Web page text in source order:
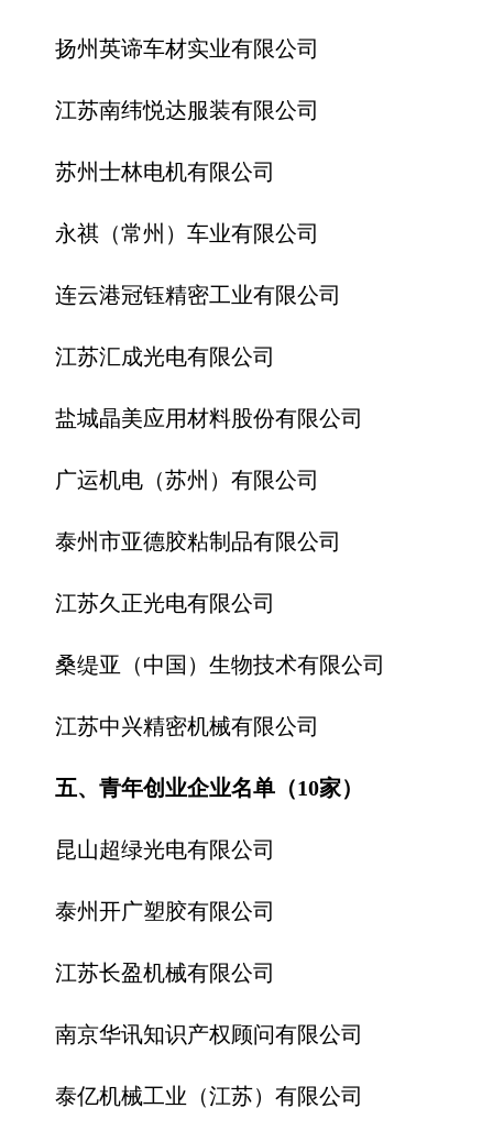
扬州英谛车材实业有限公司
江苏南纬悦达服装有限公司
苏州士林电机有限公司
永祺（常州）车业有限公司
连云港冠钰精密工业有限公司
江苏汇成光电有限公司
盐城晶美应用材料股份有限公司
广运机电（苏州）有限公司
泰州市亚德胶粘制品有限公司
江苏久正光电有限公司
桑缇亚（中国）生物技术有限公司
江苏中兴精密机械有限公司
五、青年创业企业名单（10家）
昆山超绿光电有限公司
泰州开广塑胶有限公司
江苏长盈机械有限公司
南京华讯知识产权顾问有限公司
泰亿机械工业（江苏）有限公司